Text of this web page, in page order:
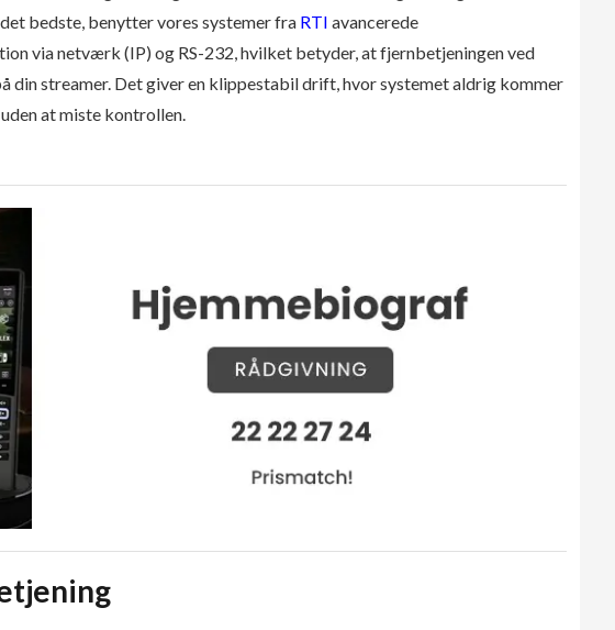
bedste, benytter vores systemer fra RTI avancerede
via netværk (IP) og RS-232, hvilket betyder, at fjernbetjeningen ved
streamer. Det giver en klippestabil drift, hvor systemet aldrig kommer
at miste kontrollen.